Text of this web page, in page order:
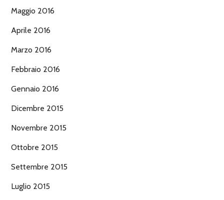
Maggio 2016
Aprile 2016
Marzo 2016
Febbraio 2016
Gennaio 2016
Dicembre 2015
Novembre 2015
Ottobre 2015
Settembre 2015
Luglio 2015